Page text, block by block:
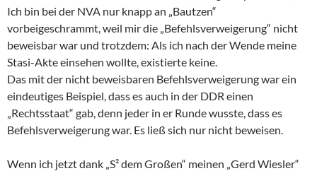
Ich bin bei der NVA nur knapp an „Bautzen“
vorbeigeschrammt, weil mir die „Befehlsverweigerung“ nicht
beweisbar war und trotzdem: Als ich nach der Wende meine
Stasi-Akte einsehen wollte, existierte keine.
Das mit der nicht beweisbaren Befehlsverweigerung war ein
eindeutiges Beispiel, dass es auch in der DDR einen
„Rechtsstaat“ gab, denn jeder in er Runde wusste, dass es
Befehlsverweigerung war. Es ließ sich nur nicht beweisen.
Wenn ich jetzt dank „S² dem Großen“ meinen „Gerd Wiesler“